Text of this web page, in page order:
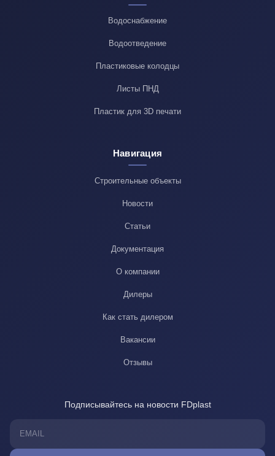
Водоснабжение
Водоотведение
Пластиковые колодцы
Листы ПНД
Пластик для 3D печати
Навигация
Строительные объекты
Новости
Статьи
Документация
О компании
Дилеры
Как стать дилером
Вакансии
Отзывы
Подписывайтесь на новости FDplast